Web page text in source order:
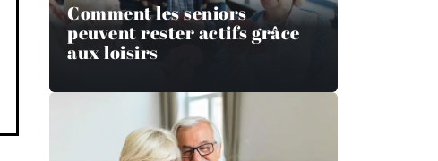
Comment les seniors
peuvent rester actifs grâce
aux loisirs